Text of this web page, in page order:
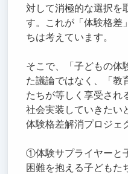
対して消極的な選択を
す。これが「体験格差
ちは考えています。
そこで、「子どもの体
た議論ではなく、「教
たちが等しく享受され
社会実装していきたい
体験格差解消プロジェ
①体験サプライヤーと
困難を抱える子どもた